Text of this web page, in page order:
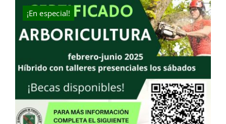
$2,400.00.$1,900.00.
¡En especial!